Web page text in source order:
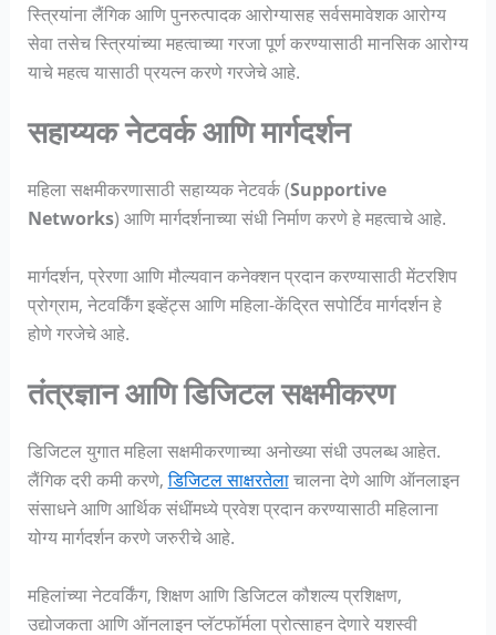
स्त्रियांना लैंगिक आणि पुनरुत्पादक आरोग्यासह सर्वसमावेशक आरोग्य
सेवा तसेच स्त्रियांच्या महत्वाच्या गरजा पूर्ण करण्यासाठी मानसिक आरोग्य
याचे महत्व यासाठी प्रयत्न करणे गरजेचे आहे.
सहाय्यक नेटवर्क आणि मार्गदर्शन
महिला सक्षमीकरणासाठी सहाय्यक नेटवर्क (Supportive
Networks) आणि मार्गदर्शनाच्या संधी निर्माण करणे हे महत्वाचे आहे.
मार्गदर्शन, प्रेरणा आणि मौल्यवान कनेक्शन प्रदान करण्यासाठी मेंटरशिप
प्रोग्राम, नेटवर्किंग इव्हेंट्स आणि महिला-केंद्रित सपोर्टिव मार्गदर्शन हे
होणे गरजेचे आहे.
तंत्रज्ञान आणि डिजिटल सक्षमीकरण
डिजिटल युगात महिला सक्षमीकरणाच्या अनोख्या संधी उपलब्ध आहेत.
लैंगिक दरी कमी करणे,डिजिटल साक्षरतेलाचालना देणे आणि ऑनलाइन
संसाधने आणि आर्थिक संधींमध्ये प्रवेश प्रदान करण्यासाठी महिलाना
योग्य मार्गदर्शन करणे जरुरीचे आहे.
महिलांच्या नेटवर्किंग, शिक्षण आणि डिजिटल कौशल्य प्रशिक्षण,
उद्योजकता आणि ऑनलाइन प्लॅटफॉर्मला प्रोत्साहन देणारे यशस्वी